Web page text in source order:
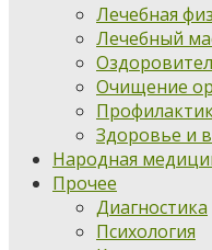
Лечебная
Лечебный
Очищение
Здоровье и
Народная
Прочее
Диагностика
Психология